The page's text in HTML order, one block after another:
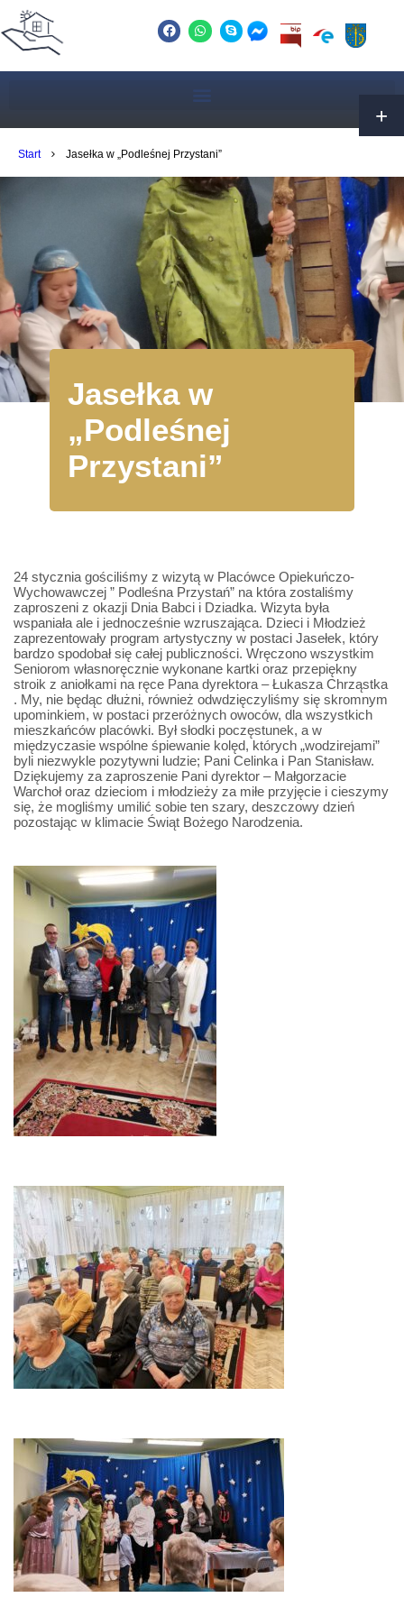
Start Jasełka w „Podleśnej Przystani”
Jasełka w
„Podleśnej
Przystani”
24 stycznia gościliśmy z wizytą w Placówce Opiekuńczo-
Wychowawczej ” Podleśna Przystań” na która zostaliśmy
zaproszeni z okazji Dnia Babci i Dziadka. Wizyta była
wspaniała ale i jednocześnie wzruszająca. Dzieci i Młodzież
zaprezentowały program artystyczny w postaci Jasełek, który
bardzo spodobał się całej publiczności. Wręczono wszystkim
Seniorom własnoręcznie wykonane kartki oraz przepiękny
stroik z aniołkami na ręce Pana dyrektora – Łukasza Chrząstka
. My, nie będąc dłużni, również odwdzięczyliśmy się skromnym
upominkiem, w postaci przeróżnych owoców, dla wszystkich
mieszkańców placówki. Był słodki poczęstunek, a w
międzyczasie wspólne śpiewanie kolęd, których „wodzirejami”
byli niezwykle pozytywni ludzie; Pani Celinka i Pan Stanisław.
Dziękujemy za zaproszenie Pani dyrektor – Małgorzacie
Warchoł oraz dzieciom i młodzieży za miłe przyjęcie i cieszymy
się, że mogliśmy umilić sobie ten szary, deszczowy dzień
pozostając w klimacie Świąt Bożego Narodzenia.